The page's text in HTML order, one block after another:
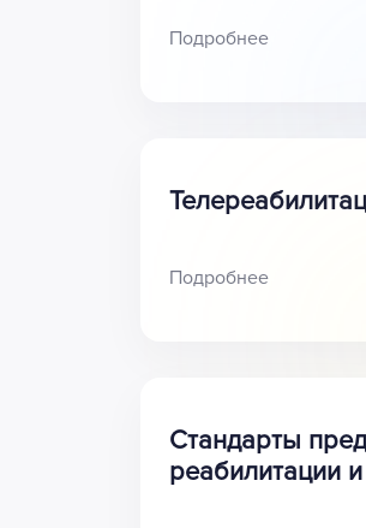
Подробнее
Подробнее
Стандарты
реабилитации